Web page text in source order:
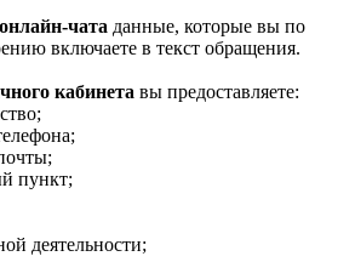
чата данные, которые вы по
включаете в текст обращения.
кабинета вы предоставляете:
пункт;
деятельности;